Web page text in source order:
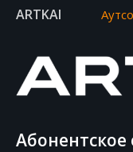
ARTKAI